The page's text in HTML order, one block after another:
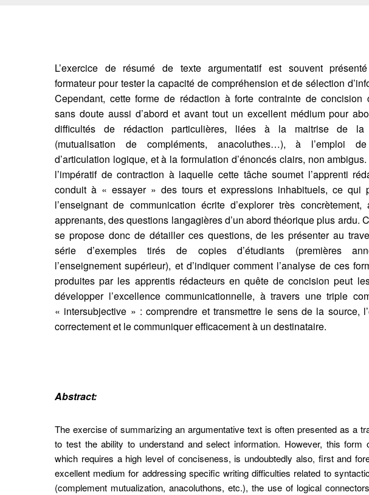
L’exercice de résumé de texte argumentatif est souvent
formateur pour tester la capacité de compréhension et de sélection
Cependant, cette forme de rédaction à forte contrainte de concision
sans doute aussi d’abord et avant tout un excellent médium pour
difficultés de rédaction particulières, liées à la maitrise de la
(mutualisation de compléments, anacoluthes…), à l’emploi
d’articulation logique, et à la formulation d’énoncés clairs, non
l’impératif de contraction à laquelle cette tâche soumet l’apprenti
conduit à « essayer » des tours et expressions inhabituels, ce qui
l’enseignant de communication écrite d’explorer très concrètement,
apprenants, des questions langagières d’un abord théorique plus ardu.
se propose donc de détailler ces questions, de les présenter au
série d’exemples tirés de copies d’étudiants (premières
l’enseignement supérieur), et d’indiquer comment l’analyse de ces
produites par les apprentis rédacteurs en quête de concision peut
développer l’excellence communicationnelle, à travers une triple
« intersubjective » : comprendre et transmettre le sens de la source,
correctement et le communiquer efficacement à un destinataire.
Abstract:
The exercise of summarizing an argumentative text is often presented as a
to test the ability to understand and select information. However, this form
which requires a high level of conciseness, is undoubtedly also, first and
excellent medium for addressing specific writing difficulties related to
(complement mutualization, anacoluthons, etc.), the use of logical